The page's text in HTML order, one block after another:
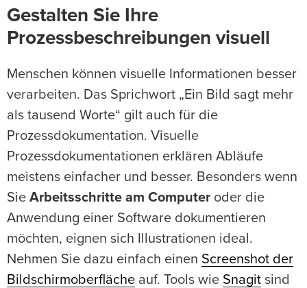
Gestalten Sie Ihre
Prozessbeschreibungen visuell
Menschen können visuelle Informationen besser
verarbeiten. Das Sprichwort „Ein Bild sagt mehr
als tausend Worte“ gilt auch für die
Prozessdokumentation. Visuelle
Prozessdokumentationen erklären Abläufe
meistens einfacher und besser. Besonders wenn
Sie Arbeitsschritte am Computer oder die
Anwendung einer Software dokumentieren
möchten, eignen sich Illustrationen ideal.
Nehmen Sie dazu einfach einen Screenshot der
Bildschirmoberfläche auf. Tools wie Snagit sind